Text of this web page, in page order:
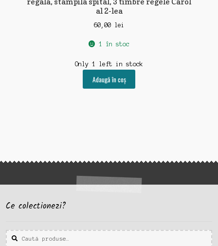
al 2-lea
60,00 lei
1 în stoc
Only 1 left in stock
Adaugă în coș
Ce colectionezi?
Caută
după:
Caută